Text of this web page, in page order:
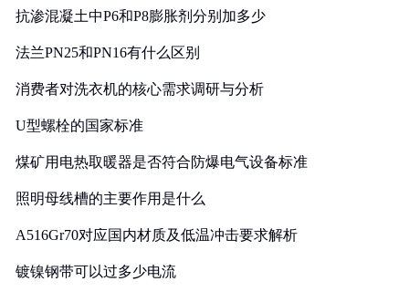
抗渗混凝土中P6和P8膨胀剂分别加多少
法兰PN25和PN16有什么区别
消费者对洗衣机的核心需求调研与分析
U型螺栓的国家标准
煤矿用电热取暖器是否符合防爆电气设备标准
照明母线槽的主要作用是什么
A516Gr70对应国内材质及低温冲击要求解析
镀镍钢带可以过多少电流